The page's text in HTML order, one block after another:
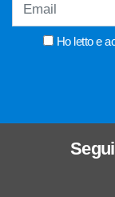
Ho letto e
Segui